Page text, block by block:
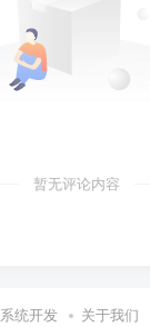
暂无评论内容
系统开发 关于我们